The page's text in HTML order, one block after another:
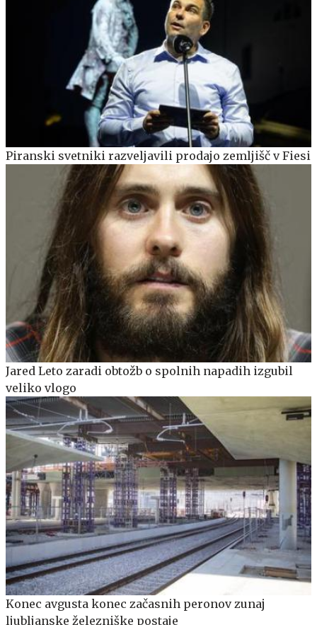
Piranski svetniki razveljavili prodajo zemljišč v Fiesi
Jared Leto zaradi obtožb o spolnih napadih izgubil
veliko vlogo
Konec avgusta konec začasnih peronov zunaj
ljubljanske železniške postaje